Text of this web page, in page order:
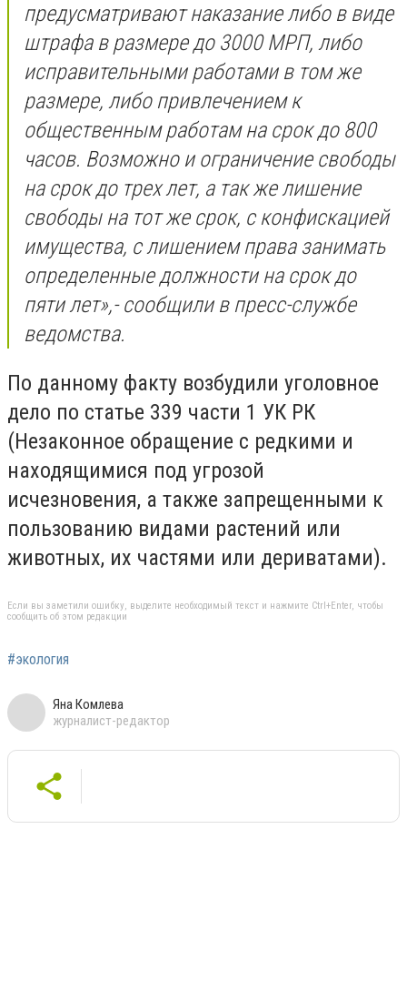
предусматривают наказание либо в виде
штрафа в размере до 3000 МРП, либо
исправительными работами в том же
размере, либо привлечением к
общественным работам на срок до 800
часов. Возможно и ограничение свободы
на срок до трех лет, а так же лишение
свободы на тот же срок, с конфискацией
имущества, с лишением права занимать
определенные должности на срок до
пяти лет»,- сообщили в пресс-службе
ведомства.
По данному факту возбудили уголовное
дело по статье 339 части 1 УК РК
(Незаконное обращение с редкими и
находящимися под угрозой
исчезновения, а также запрещенными к
пользованию видами растений или
животных, их частями или дериватами).
Если вы заметили ошибку, выделите необходимый текст и нажмите Ctrl+Enter, чтобы
сообщить об этом редакции
#экология
Яна Комлева
журналист-редактор